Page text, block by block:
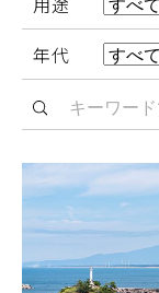
CORPORATE
年代